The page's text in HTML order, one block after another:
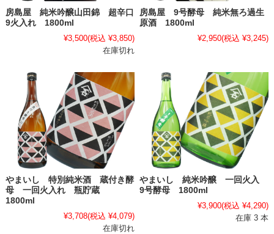
房島屋 純米吟醸山田錦 超辛口
9火入れ 1800ml
¥3,500(税込 ¥3,850)
在庫切れ
房島屋 9号酵母 純米無ろ過生
原酒 1800ml
¥2,950(税込 ¥3,245)
やまいし 特別純米酒 蔵付き酵
母 一回火入れ 瓶貯蔵
1800ml
¥3,708(税込 ¥4,079)
在庫切れ
やまいし 純米吟醸 一回火入
9号酵母 1800ml
¥3,900(税込 ¥4,290)
在庫 3 本